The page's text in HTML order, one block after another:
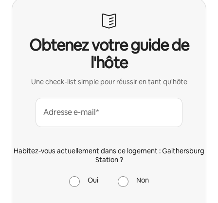
Obtenez votre guide de
l'hôte
Une check-list simple pour réussir en tant qu'hôte
Adresse e-mail*
Habitez-vous actuellement dans ce logement : Gaithersburg
Station ?
Oui Non